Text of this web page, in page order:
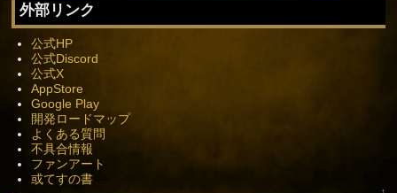
外部リンク
公式HP
公式Discord
公式X
AppStore
Google Play
開発ロードマップ
よくある質問
不具合情報
ファンアート
或てすの書
↑